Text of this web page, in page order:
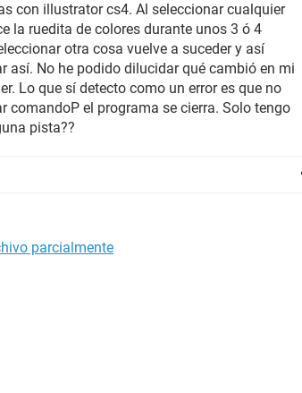
con illustrator cs4. Al seleccionar cualquier
la ruedita de colores durante unos 3 ó 4
otra cosa vuelve a suceder y así
así. No he podido dilucidar qué cambió en mi
Lo que sí detecto como un error es que no
comandoP el programa se cierra. Solo tengo
pista??
parcialmente